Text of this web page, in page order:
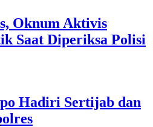
Oknum Aktivis
Saat Diperiksa Polisi
Hadiri Sertijab dan